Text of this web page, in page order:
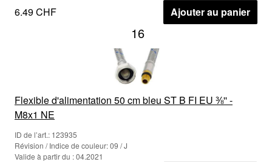
6.49 CHF Ajouter au panier
16
Flexible d'alimentation 50 cm bleu ST B FI EU ⅜'' -
M8x1 NE
ID de l’art.: 123935
Révision / Indice de couleur: 09 / J
Valide à partir du : 04.2021